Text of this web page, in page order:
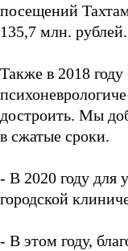
посещений
135,7 млн. рублей.
Также в 2018
достроить. Мы
в сжатые сроки.
- В 2020 году для
городской
- В этом году,